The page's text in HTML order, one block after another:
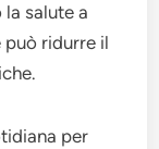
salute a
può ridurre il
per